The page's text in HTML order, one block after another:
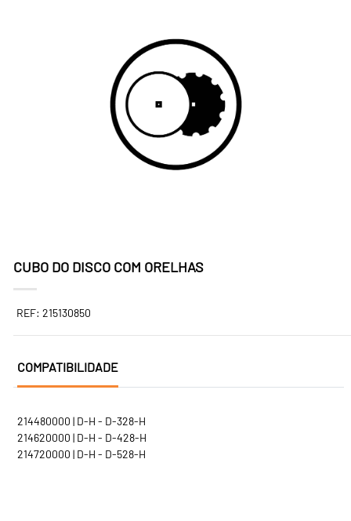
CUBO DO DISCO COM ORELHAS
REF: 215130850
COMPATIBILIDADE
214480000 | D-H - D-328-H
214620000 | D-H - D-428-H
214720000 | D-H - D-528-H